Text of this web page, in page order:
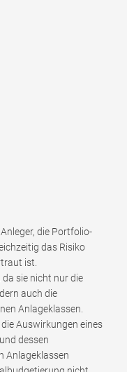
die Portfolio-
das Risiko
ist.
da sie nicht nur die
auch die
Anlageklassen.
Auswirkungen eines
dessen
Anlageklassen